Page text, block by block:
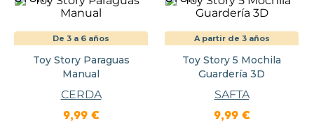
De 3 a 6 años
Toy Story Paraguas
Manual
CERDA
9,99 €
A partir de 3 años
Toy Story 5 Mochila
Guardería 3D
SAFTA
9,99 €